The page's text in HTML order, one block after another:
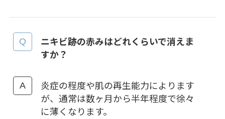
ニキビ跡の赤みはどれくらいで消えま
すか？
炎症の程度や肌の再生能力によります
が、通常は数ヶ月から半年程度で徐々
に薄くなります。